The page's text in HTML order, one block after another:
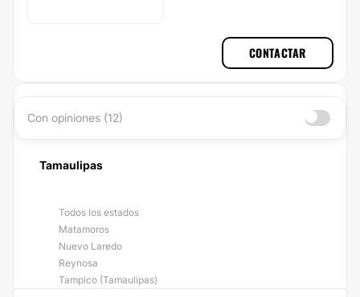
CONTACTAR
Con opiniones (12)
Tamaulipas
Todos los estados
Matamoros
Nuevo Laredo
Reynosa
Tampico (Tamaulipas)